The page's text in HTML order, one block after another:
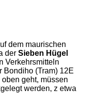
dem maurischen
der Sieben Hügel
Verkehrsmitteln
Bondiho (Tram) 12E
geht, müssen
werden, z etwa